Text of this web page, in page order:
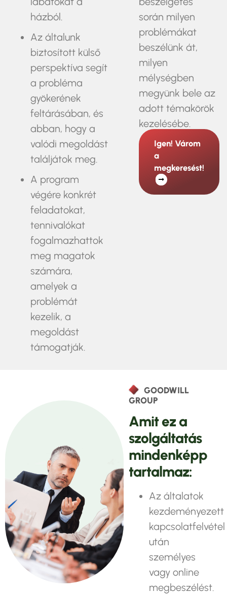
házból.
Az általunk
biztosított külső
perspektíva segít
a probléma
gyökerének
feltárásában, és
abban, hogy a
valódi megoldást
találjátok meg.
A program
végére konkrét
feladatokat,
tennivalókat
fogalmazhattok
meg magatok
számára,
amelyek a
problémát
kezelik, a
megoldást
támogatják.
során milyen
problémákat
beszélünk át,
milyen
mélységben
megyünk bele az
adott témakörök
kezelésébe.
Igen! Várom
a
megkeresést!
GOODWILL
GROUP
Amiteza
szolgáltatás
mindenképp
tartalmaz:
Az általatok
kezdeményezett
kapcsolatfelvétel
után
személyes
vagy online
megbeszélést.